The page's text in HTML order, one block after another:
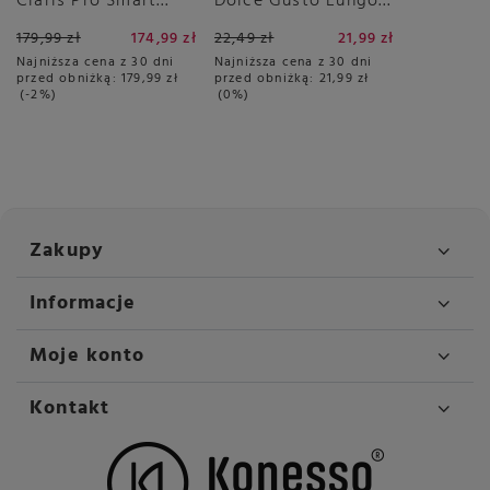
179,99 zł 174,99 zł
Najniższa cena z 30 dni
przed obniżką: 179,99 zł
-2%
22,49 zł 21,99 zł
Najniższa cena z 30 dni
przed obniżką: 21,99 zł
0%
Zakupy
Informacje
Moje konto
Kontakt